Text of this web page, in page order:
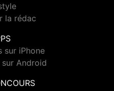
la rédac
sur iPhone
Android